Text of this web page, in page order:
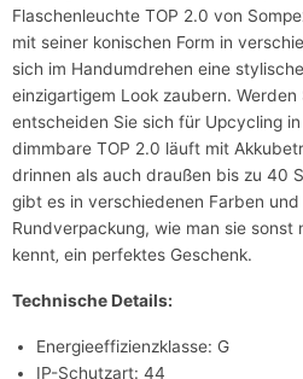
Flaschenleuchte TOP 2.0 von
mit seiner konischen Form in
sich im Handumdrehen eine
einzigartigem Look zaubern. Werden
entscheiden Sie sich für Upcycling
dimmbare TOP 2.0 läuft mit
drinnen als auch draußen bis zu 40
gibt es in verschiedenen Farben
Rundverpackung, wie man sie sonst
kennt‚ ein perfektes Geschenk.
Technische Details:
Energieeffizienzklasse: G
IP-Schutzart: 44